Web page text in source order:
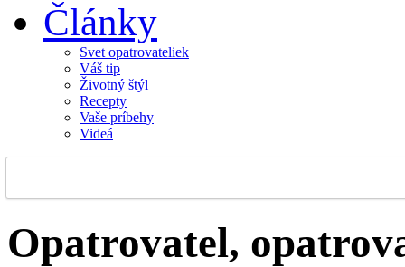
Články
Svet opatrovateliek
Váš tip
Životný štýl
Recepty
Vaše príbehy
Videá
Opatrovatel,